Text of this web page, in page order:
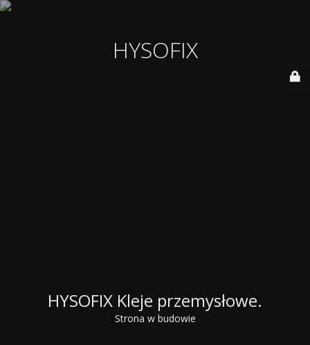
HYSOFIX
HYSOFIX Kleje przemysłowe.
Strona w budowie